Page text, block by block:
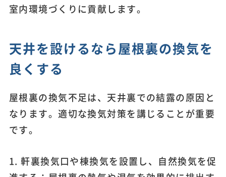
室内環境づくりに貢献します。
天井を設けるなら屋根裏の換気を
良くする
屋根裏の換気不足は、天井裏での結露の原因と
なります。適切な換気対策を講じることが重要
です。
1. 軒裏換気口や棟換気を設置し、自然換気を促